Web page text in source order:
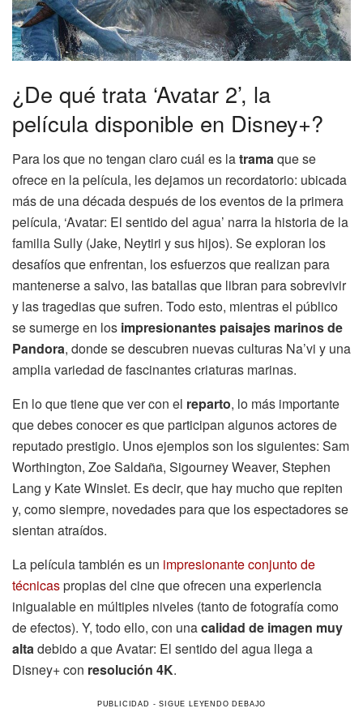
¿De qué trata ‘Avatar 2’, la
película disponible en Disney+?
Para los que no tengan claro cuál es latramaque se
ofrece en la película, les dejamos un recordatorio: ubicada
más de una década después de los eventos de la primera
película, ‘Avatar: El sentido del agua’ narra la historia de la
familia Sully (Jake, Neytiri y sus hijos). Se exploran los
desafíos que enfrentan, los esfuerzos que realizan para
mantenerse a salvo, las batallas que libran para sobrevivir
y las tragedias que sufren. Todo esto, mientras el público
se sumerge en los impresionantes paisajes marinos de
Pandora, donde se descubren nuevas culturas Na’vi y una
amplia variedad de fascinantes criaturas marinas.
En lo que tiene que ver con el reparto, lo más importante
que debes conocer es que participan algunos actores de
reputado prestigio. Unos ejemplos son los siguientes: Sam
Worthington, Zoe Saldaña, Sigourney Weaver, Stephen
Lang y Kate Winslet. Es decir, que hay mucho que repiten
y, como siempre, novedades para que los espectadores se
sientan atraídos.
La película también es un impresionante conjunto de
técnicaspropias del cine que ofrecen una experiencia
inigualable en múltiples niveles (tanto de fotografía como
de efectos). Y, todo ello, con unacalidad de imagen muy
altadebido a que Avatar: El sentido del agua llega a
Disney+ con resolución 4K.